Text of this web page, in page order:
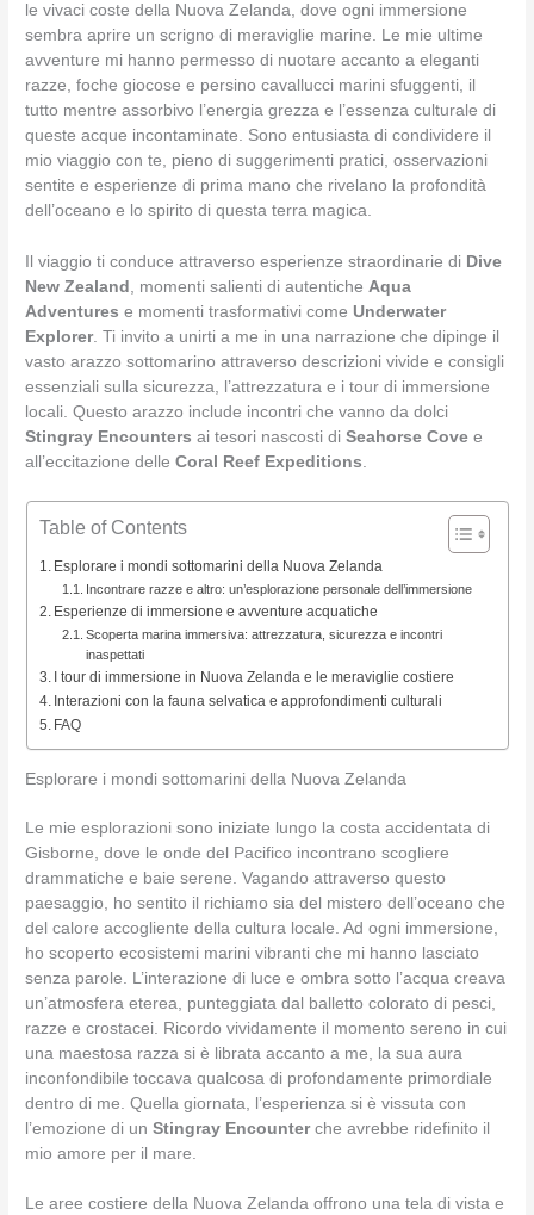
le vivaci coste della Nuova Zelanda, dove ogni immersione
sembra aprire un scrigno di meraviglie marine. Le mie ultime
avventure mi hanno permesso di nuotare accanto a eleganti
razze, foche giocose e persino cavallucci marini sfuggenti, il
tutto mentre assorbivo l’energia grezza e l’essenza culturale di
queste acque incontaminate. Sono entusiasta di condividere il
mio viaggio con te, pieno di suggerimenti pratici, osservazioni
sentite e esperienze di prima mano che rivelano la profondità
dell’oceano e lo spirito di questa terra magica.
Il viaggio ti conduce attraverso esperienze straordinarie di Dive
New Zealand , momenti salienti di autenticheAqua
Adventures e momenti trasformativi come Underwater
Explorer. Ti invito a unirti a me in una narrazione che dipinge il
vasto arazzo sottomarino attraverso descrizioni vivide e consigli
essenziali sulla sicurezza, l’attrezzatura e i tour di immersione
locali. Questo arazzo include incontri che vanno da dolci
Stingray Encounters ai tesori nascosti diSeahorse Cove e
all’eccitazione delleCoral Reef Expeditions.
Table of Contents
Esplorare i mondi sottomarini della Nuova Zelanda
Incontrare razze e altro: un’esplorazione personale dell’immersione
Esperienze di immersione e avventure acquatiche
Scoperta marina immersiva: attrezzatura, sicurezza e incontri
inaspettati
I tour di immersione in Nuova Zelanda e le meraviglie costiere
Interazioni con la fauna selvatica e approfondimenti culturali
FAQ
Esplorare i mondi sottomarini della Nuova Zelanda
Le mie esplorazioni sono iniziate lungo la costa accidentata di
Gisborne, dove le onde del Pacifico incontrano scogliere
drammatiche e baie serene. Vagando attraverso questo
paesaggio, ho sentito il richiamo sia del mistero dell’oceano che
del calore accogliente della cultura locale. Ad ogni immersione,
ho scoperto ecosistemi marini vibranti che mi hanno lasciato
senza parole. L’interazione di luce e ombra sotto l’acqua creava
un’atmosfera eterea, punteggiata dal balletto colorato di pesci,
razze e crostacei. Ricordo vividamente il momento sereno in cui
una maestosa razza si è librata accanto a me, la sua aura
inconfondibile toccava qualcosa di profondamente primordiale
dentro di me. Quella giornata, l’esperienza si è vissuta con
l’emozione di unStingray Encounterche avrebbe ridefinito il
mio amore per il mare.
Le aree costiere della Nuova Zelanda offrono una tela di vista e